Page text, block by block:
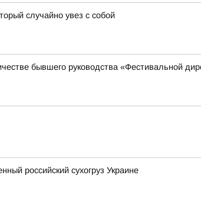
случайно увез с собой
бывшего руководства «Фестивальной
российский сухогруз Украине